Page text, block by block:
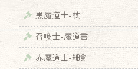
黒魔道士-杖
召喚士-魔道書
赤魔道士-細剣